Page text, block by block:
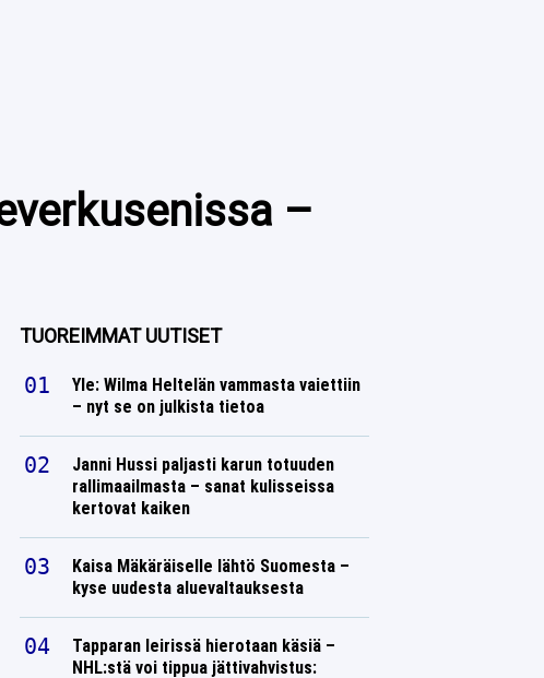
–
TUOREIMMAT UUTISET
Yle: Wilma Heltelän vammasta vaiettiin
– nyt se on julkista tietoa
Janni Hussi paljasti karun totuuden
rallimaailmasta – sanat kulisseissa
kertovat kaiken
Kaisa Mäkäräiselle lähtö Suomesta –
kyse uudesta aluevaltauksesta
Tapparan leirissä hierotaan käsiä –
NHL:stä voi tippua jättivahvistus: